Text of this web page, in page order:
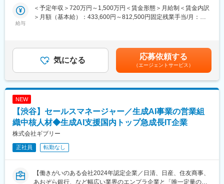
変更の範囲：会社の定める業務
現在、時価総額1,000億円での東証プライムまたはNASDAQ上場
を見据え、国内外での採用を強化しています。
マーサクセスチームのマネジメントをご担当いただきます。
■具体的な業務内容：
※その他オフラインイベント企画や記事作成など複数業務を実施す
る可能性あり
■プロダクト
AX（AIトランスフォーメーション）事業「MANA」
私たちが定義するオペレーショナルエクセレンスは、業務効率化
給与
＜予定年収＞720万円～1,500万円＜賃金形態＞月給制＜賃金内訳
＞月額（基本給）：433,600円～812,500円固定残業手当/月：
現年収や能力、経験を考慮いたします。＜評価制度＞■評価・昇
進・昇給：年2回 ■インセンティブ制度あり賃金はあくまでも目
安の金額であり、選考を通じて上下する可能性があります。月給
(月額)は固定手当を含めた表記です。
気になる 応募依頼する
（エージェントサービス）
NEW
【渋谷】セールスマネージャー／生成AI事業の営業組
織中核人材◆生成AI支援国内トップ急成長IT企業
株式会社ギブリー
正社員 転勤なし
【働きがいのある会社2024年認定企業／日清、日産、住友商事、
あおぞら銀行、など幅広い業界のエンプラ企業と「唯一定量の成